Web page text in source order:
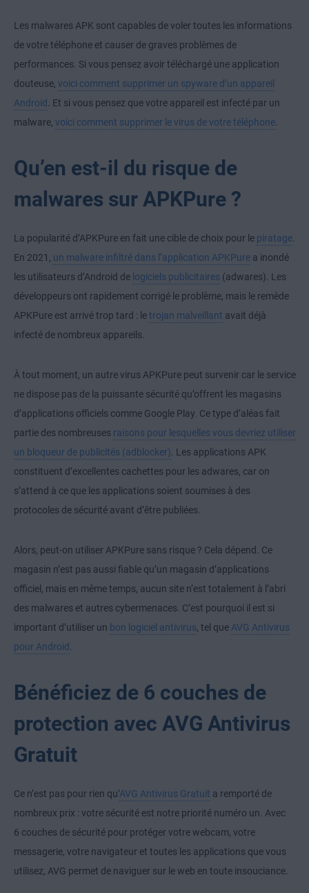
Les malwares APK sont capables de voler toutes les informations
de votre téléphone et causer de graves problèmes de
performances. Si vous pensez avoir téléchargé une application
douteuse, voici comment supprimer un spyware d’un appareil
Android . Et si vous pensez que votre appareil est infecté par un
malware, voici comment supprimer le virus de votre téléphone.
Qu’en est-il du risque de
malwares sur APKPure ?
La popularité d’APKPure en fait une cible de choix pour le piratage.
En 2021, un malware infiltré dans l’application APKPure a inondé
les utilisateurs d’Android de logiciels publicitaires (adwares). Les
développeurs ont rapidement corrigé le problème, mais le remède
APKPure est arrivé trop tard : letrojan malveillant avait déjà
infecté de nombreux appareils.
À tout moment, un autre virus APKPure peut survenir car le service
ne dispose pas de la puissante sécurité qu’offrent les magasins
d’applications officiels comme Google Play. Ce type d’aléas fait
partie des nombreuses raisons pour lesquelles vous devriez utiliser
un bloqueur de publicités (adblocker). Les applications APK
constituent d’excellentes cachettes pour les adwares, car on
s’attend à ce que les applications soient soumises à des
protocoles de sécurité avant d’être publiées.
Alors, peut-on utiliser APKPure sans risque ? Cela dépend. Ce
magasin n’est pas aussi fiable qu’un magasin d’applications
officiel, mais en même temps, aucun site n’est totalement à l’abri
des malwares et autres cybermenaces. C’est pourquoi il est si
important d’utiliser un bon logiciel antivirus, tel queAVG Antivirus
pour Android .
Bénéficiez de 6 couches de
protection avec AVG Antivirus
Gratuit
Ce n’est pas pour rien qu’AVG Antivirus Gratuit a remporté de
nombreux prix : votre sécurité est notre priorité numéro un. Avec
6 couches de sécurité pour protéger votre webcam, votre
messagerie, votre navigateur et toutes les applications que vous
utilisez, AVG permet de naviguer sur le web en toute insouciance.